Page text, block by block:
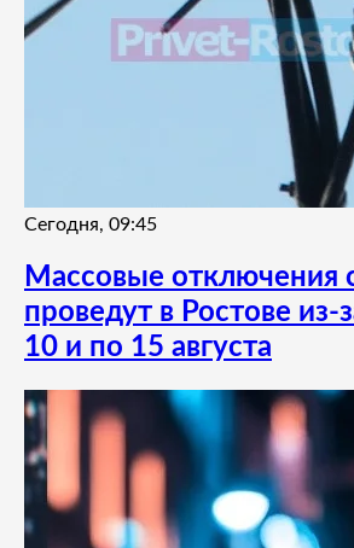
Сегодня, 09:45
Массовые отключения
проведут в Ростове из-
10 и по 15 августа